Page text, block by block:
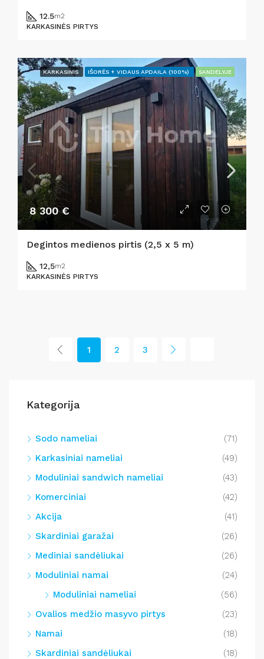
12.5m2
KARKASINĖS PIRTYS
KARKASINIS IŠORĖS + VIDAUS APDAILA (100%) SANDELYJE
8 300 €
Degintos medienos pirtis (2,5 x 5 m)
12,5m2
KARKASINĖS PIRTYS
1 2 3
Kategorija
Sodo nameliai
(71)
Karkasiniai nameliai
(49)
Moduliniai sandwich nameliai
(43)
Komerciniai
(42)
Akcija
(41)
Skardiniai garažai
(26)
Mediniai sandėliukai
(26)
Moduliniai namai
(24)
Moduliniai nameliai
(56)
Ovalios medžio masyvo pirtys
(23)
Namai
(18)
Skardiniai sandėliukai
(18)